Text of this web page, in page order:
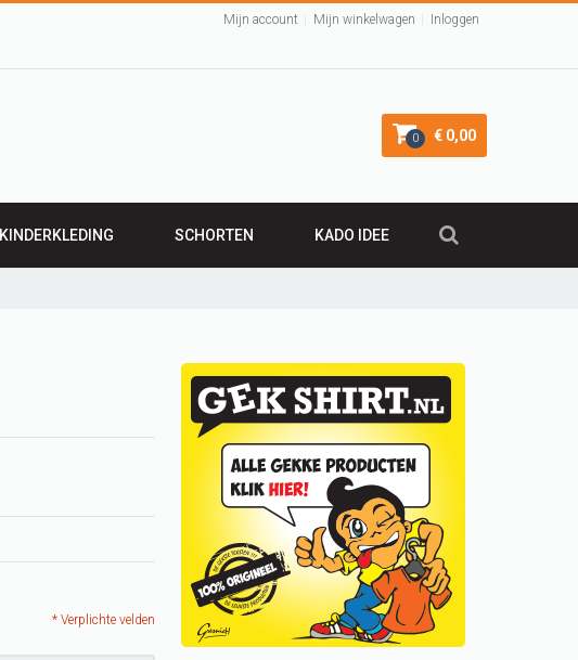
Mijn account Mijn winkelwagen Inloggen
0 € 0,00
KINDERKLEDING SCHORTEN KADO IDEE
VALENTIJNSCADEAU
Verjaardagscadeau
BARBECUE SCHORT
Keukenschorten
SINTERKLAAS cadeau
ideeen
KUSSENTJES
Kado voor kinderen
* Verplichte velden